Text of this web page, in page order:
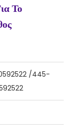
Το
/445-